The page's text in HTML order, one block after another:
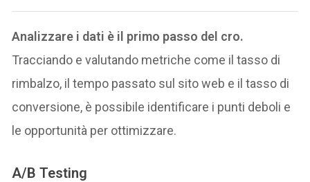
Analizzare i dati è il primo passo del cro.
Tracciando e valutando metriche come il tasso di
rimbalzo, il tempo passato sul sito web e il tasso di
conversione, è possibile identificare i punti deboli e
le opportunità per ottimizzare.
A/B Testing